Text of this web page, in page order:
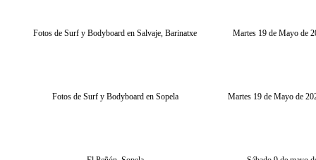
Fotos de Surf y Bodyboard en Salvaje, Barinatxe Martes 19 de Mayo de
Fotos de Surf y Bodyboard en Sopela Martes 19 de Mayo de